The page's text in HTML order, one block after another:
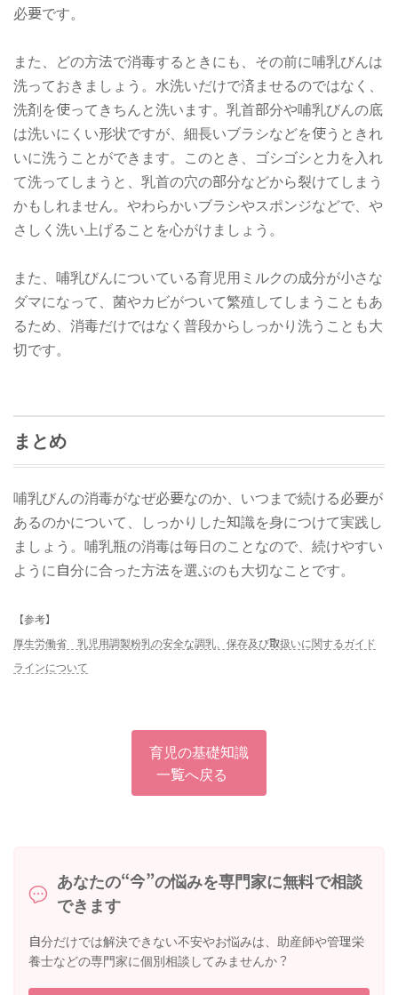
必要です。
また、どの方法で消毒するときにも、その前に哺乳びんは
洗っておきましょう。水洗いだけで済ませるのではなく、
洗剤を使ってきちんと洗います。乳首部分や哺乳びんの底
は洗いにくい形状ですが、細長いブラシなどを使うときれ
いに洗うことができます。このとき、ゴシゴシと力を入れ
て洗ってしまうと、乳首の穴の部分などから裂けてしまう
かもしれません。やわらかいブラシやスポンジなどで、や
さしく洗い上げることを心がけましょう。
また、哺乳びんについている育児用ミルクの成分が小さな
ダマになって、菌やカビがついて繁殖してしまうこともあ
るため、消毒だけではなく普段からしっかり洗うことも大
切です。
まとめ
哺乳びんの消毒がなぜ必要なのか、いつまで続ける必要が
あるのかについて、しっかりした知識を身につけて実践し
ましょう。哺乳瓶の消毒は毎日のことなので、続けやすい
ように自分に合った方法を選ぶのも大切なことです。
【参考】
厚生労働省 乳児用調製粉乳の安全な調乳、保存及び取扱いに関するガイド
ラインについて
育児の基礎知識
一覧へ戻る
あなたの“今”の悩みを専門家に無料で相談
できます
自分だけでは解決できない不安やお悩みは、助産師や管理栄
養士などの専門家に個別相談してみませんか？